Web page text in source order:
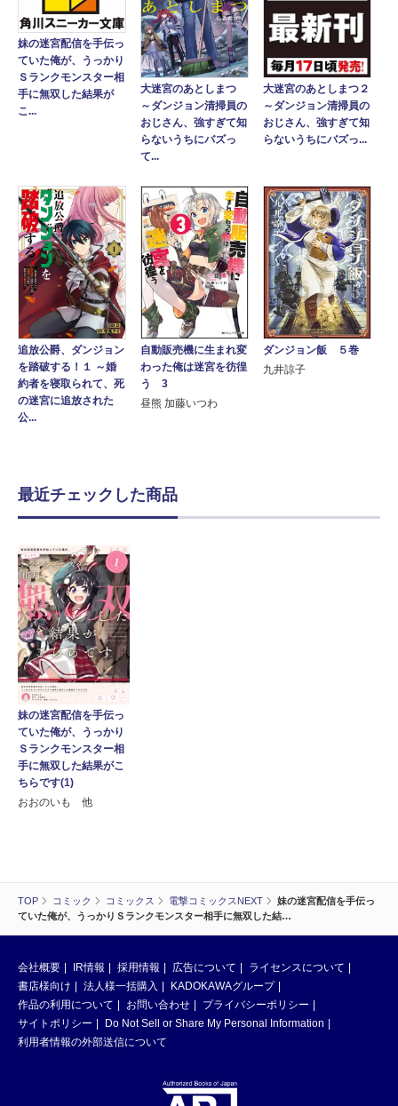
TOP コミック コミックス 電撃コミックスNEXT
妹の迷宮配信を手伝っ
ていた俺が、うっかりＳランクモンスター相手に無双した結…
妹の迷宮配信を手伝っ
ていた俺が、うっかり
Ｓランクモンスター相
手に無双した結果が
こ...
大迷宮のあとしまつ
～ダンジョン清掃員の
おじさん、強すぎて知
らないうちにバズっ
て...
大迷宮のあとしまつ２
～ダンジョン清掃員の
おじさん、強すぎて知
らないうちにバズっ...
追放公爵、ダンジョン
を踏破する！１ ～婚
約者を寝取られて、死
の迷宮に追放された
公...
自動販売機に生まれ変
わった俺は迷宮を彷徨
う 3
昼熊 加藤いつわ
ダンジョン飯 ５巻
九井諒子
最近チェックした商品
妹の迷宮配信を手伝っ
ていた俺が、うっかり
Ｓランクモンスター相
手に無双した結果がこ
ちらです(1)
おおのいも 他
会社概要 IR情報 採用情報 広告について
ライセンスについて
書店様向け
法人様一括購入
KADOKAWAグループ
作品の利用について
お問い合わせ
プライバシーポリシー
サイトポリシー
Do Not Sell or Share My Personal Information
利用者情報の外部送信について